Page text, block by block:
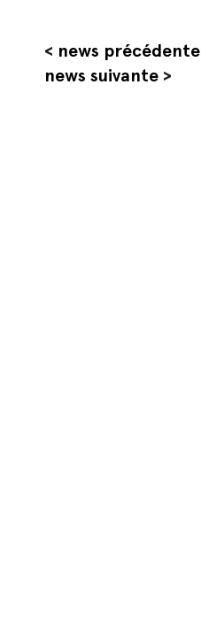
< news précédente
news suivante >